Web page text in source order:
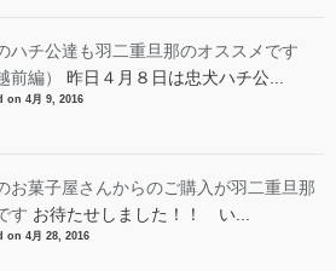
ハチ公達も羽二重旦那のオススメです
前編）
昨日４月８日は忠犬ハチ公...
on 4月 9, 2016
お菓子屋さんからのご購入が羽二重旦那
す お待たせしました！！ い...
on 4月 28, 2016